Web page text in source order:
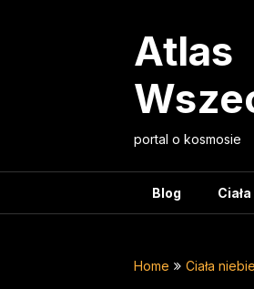
Atlas
portal o kosmosie
Blog
Home Ciała